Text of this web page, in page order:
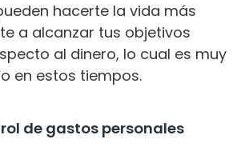
hacerte la vida más
a alcanzar tus objetivos
al dinero, lo cual es muy
en estos tiempos.
de gastos personales